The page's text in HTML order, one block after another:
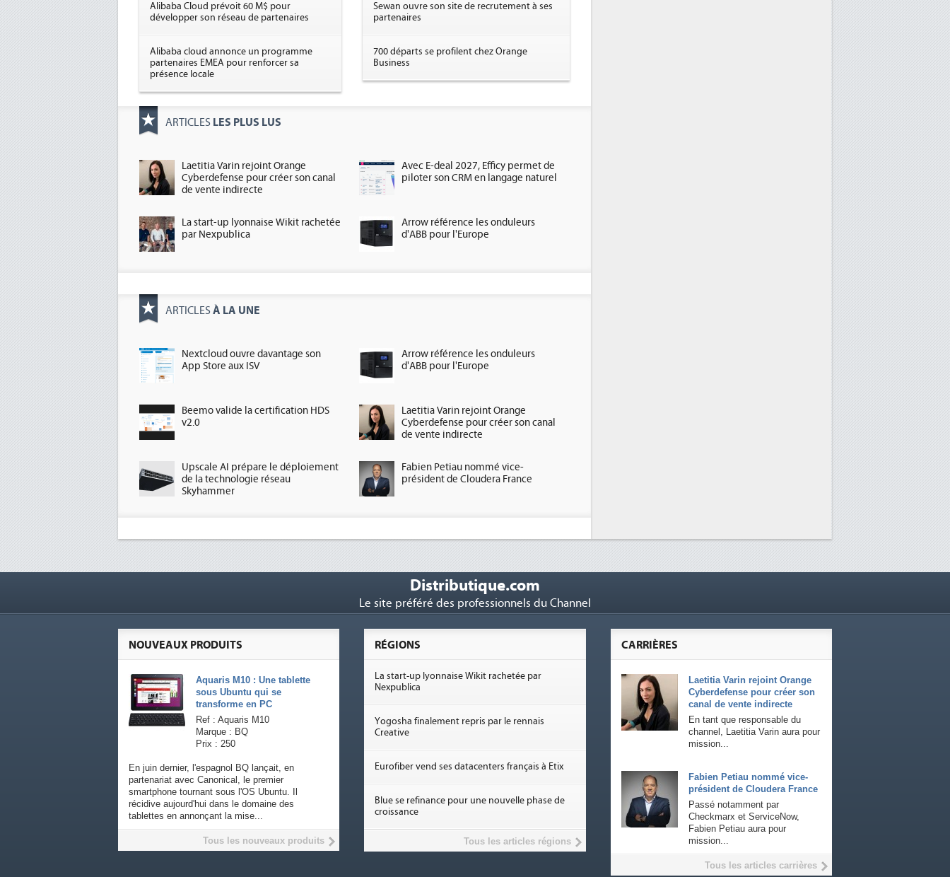
Alibaba Cloud prévoit 60 M$ pour
développer son réseau de partenaires
Alibaba cloud annonce un programme
partenaires EMEA pour renforcer sa
présence locale
Sewan ouvre son site de recrutement à ses
partenaires
700 départs se profilent chez Orange
Business
ARTICLES LES PLUS LUS
Laetitia Varin rejoint Orange
Cyberdefense pour créer son canal
de vente indirecte
Avec E-deal 2027, Efficy permet de
piloter son CRM en langage naturel
La start-up lyonnaise Wikit rachetée
par Nexpublica
Arrow référence les onduleurs
d'ABB pour l'Europe
ARTICLES À LA UNE
Nextcloud ouvre davantage son
App Store aux ISV
Arrow référence les onduleurs
d'ABB pour l'Europe
Beemo valide la certification HDS
v2.0
Laetitia Varin rejoint Orange
Cyberdefense pour créer son canal
de vente indirecte
Upscale AI prépare le déploiement
de la technologie réseau
Skyhammer
Fabien Petiau nommé vice-
président de Cloudera France
Distributique.com
Le site préféré des professionnels du Channel
CARRIÈRES
Laetitia Varin rejoint Orange
Cyberdefense pour créer son
canal de vente indirecte
En tant que responsable du
channel, Laetitia Varin aura pour
mission...
Fabien Petiau nommé vice-
président de Cloudera France
Passé notamment par
Checkmarx et ServiceNow,
Fabien Petiau aura pour
mission...
Tous les articles carrières
NOUVEAUX PRODUITS
Aquaris M10 : Une tablette
sous Ubuntu qui se
transforme en PC
Ref : Aquaris M10
Marque : BQ
Prix : 250
En juin dernier, l'espagnol BQ lançait, en
partenariat avec Canonical, le premier
smartphone tournant sous l'OS Ubuntu. Il
récidive aujourd'hui dans le domaine des
tablettes en annonçant la mise...
Tous les nouveaux produits
RÉGIONS
La start-up lyonnaise Wikit rachetée par
Nexpublica
Yogosha finalement repris par le rennais
Creative
Eurofiber vend ses datacenters français à Etix
Blue se refinance pour une nouvelle phase de
croissance
Tous les articles régions